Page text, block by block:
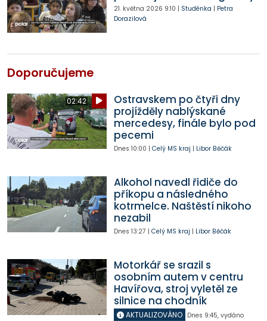
21. května 2026 9:10 | Studénka | Petra
Dorazilová
Doporučujeme
02:42
Ostravskem po čtyři dny
projížděly nablýskané
mercedesy, finále bylo pod
pecemi
Dnes 10:00 | Celý MS kraj | Libor Běčák
Alkohol navedl řidiče do
příkopu a následného
kotrmelce. Naštěstí nikoho
nezabil
Dnes 13:27 | Celý MS kraj | Libor Běčák
Motorkář se srazil s
osobním autem v centru
Havířova, stroj vyletěl ze
silnice na chodník
AKTUALIZOVÁNO Dnes 9:45, vydáno